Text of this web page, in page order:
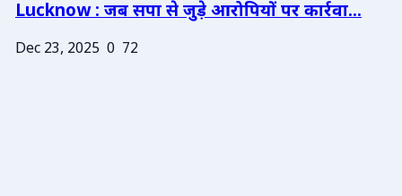
Lucknow : जब सपा से जुड़े आरोपियों पर कार्रवा...
Dec 23, 2025 0 72